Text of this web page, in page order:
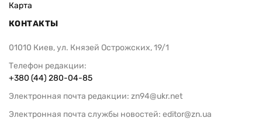
Карта
КОНТАКТЫ
01010 Киев, ул. Князей Острожских, 19/1
Телефон редакции:
+380 (44) 280-04-85
Электронная почта редакции: zn94@ukr.net
Электронная почта службы новостей: editor@zn.ua